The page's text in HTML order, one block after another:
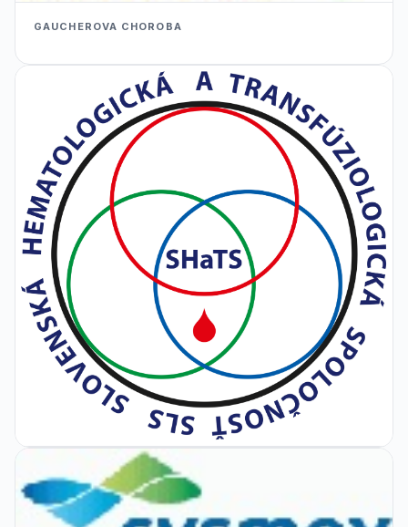
GAUCHEROVA CHOROBA